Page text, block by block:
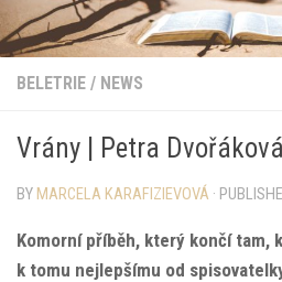
BELETRIE / NEWS
Vrány | Petra Dvořáková
BY MARCELA KARAFIZIEVOVÁ ·
Komorní příběh, který končí tam,
k tomu nejlepšímu od